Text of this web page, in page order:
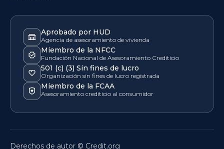
Aprobado por HUD
Agencia de asesoramiento de vivienda
Miembro de la NFCC
Fundación Nacional de Asesoramiento Crediticio
501 (c) (3) Sin fines de lucro
Organización sin fines de lucro registrada
Miembro de la FCAA
Asesoramiento crediticio al consumidor
Derechos de autor © Credit.org